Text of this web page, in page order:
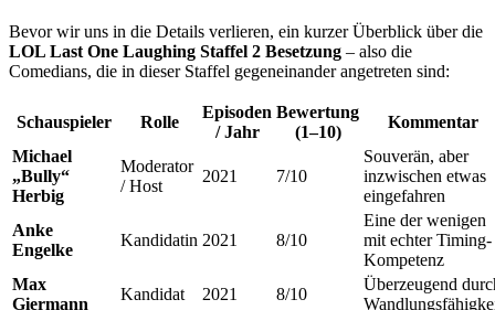
Bevor wir uns in die Details verlieren, ein kurzer Überblick über die
LOL Last One Laughing Staffel 2 Besetzung – also die
Comedians, die in dieser Staffel gegeneinander angetreten sind:
Schauspieler Rolle
Episoden
/ Jahr
Bewertung
(1–10)
Kommentar
Michael
„Bully“
Herbig
Moderator
/ Host
2021 7/10
Souverän, aber
inzwischen etwas
eingefahren
Anke
Engelke
Kandidatin 2021 8/10
Eine der wenigen
mit echter Timing-
Kompetenz
Max
Giermann
Kandidat 2021 8/10
Überzeugend